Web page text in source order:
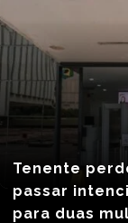
Tenente
passar
para duas